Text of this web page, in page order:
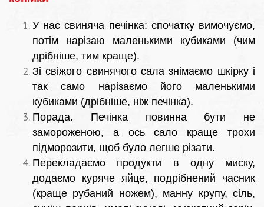
У нас свиняча печінка: спочатку вимочуємо,
потім нарізаю маленькими кубиками (чим
дрібніше, тим краще).
Зі свіжого свинячого сала знімаємо шкірку і
так само нарізаємо його маленькими
кубиками (дрібніше, ніж печінка).
Порада. Печінка повинна бути не
замороженою, а ось сало краще трохи
підморозити, щоб було легше різати.
Перекладаємо продукти в одну миску,
додаємо куряче яйце, подрібнений часник
(краще рубаний ножем), манну крупу, сіль,